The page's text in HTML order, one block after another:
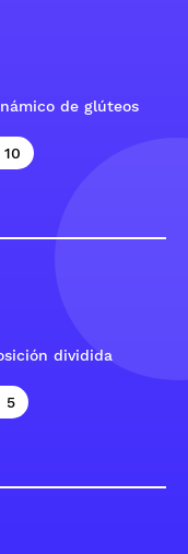
de glúteos
10
dividida
5